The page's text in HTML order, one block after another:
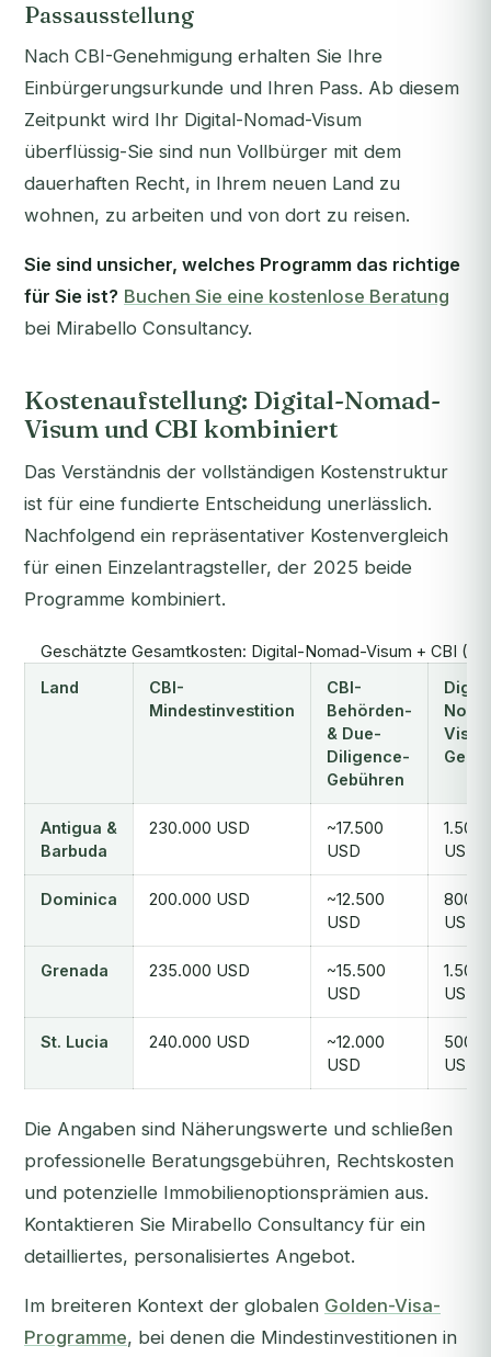
Passausstellung
Nach CBI-Genehmigung erhalten Sie Ihre
Einbürgerungsurkunde und Ihren Pass. Ab diesem
Zeitpunkt wird Ihr Digital-Nomad-Visum
überflüssig-Sie sind nun Vollbürger mit dem
dauerhaften Recht, in Ihrem neuen Land zu
wohnen, zu arbeiten und von dort zu reisen.
Sie sind unsicher, welches Programm das richtige
für Sie ist? Buchen Sie eine kostenlose Beratung
bei Mirabello Consultancy.
Kostenaufstellung: Digital-Nomad-
Visum und CBI kombiniert
Das Verständnis der vollständigen Kostenstruktur
ist für eine fundierte Entscheidung unerlässlich.
Nachfolgend ein repräsentativer Kostenvergleich
für einen Einzelantragsteller, der 2025 beide
Programme kombiniert.
Geschätzte Gesamtkosten: Digital-Nomad-Visum + CBI
Land
CBI-
Mindestinvestition
CBI-
Behörden-
& Due-
Diligence-
Gebühren
Antigua &
Barbuda
230.000 USD
~17.500
USD
1.500
USD
Dominica 200.000 USD
~12.500
USD
800
USD
Grenada 235.000 USD
~15.500
USD
1.500
USD
St. Lucia 240.000 USD
~12.000
USD
500
USD
Die Angaben sind Näherungswerte und schließen
professionelle Beratungsgebühren, Rechtskosten
und potenzielle Immobilienoptionsprämien aus.
Kontaktieren Sie Mirabello Consultancy für ein
detailliertes, personalisiertes Angebot.
Im breiteren Kontext der globalen Golden-Visa-
Programme, bei denen die Mindestinvestitionen in